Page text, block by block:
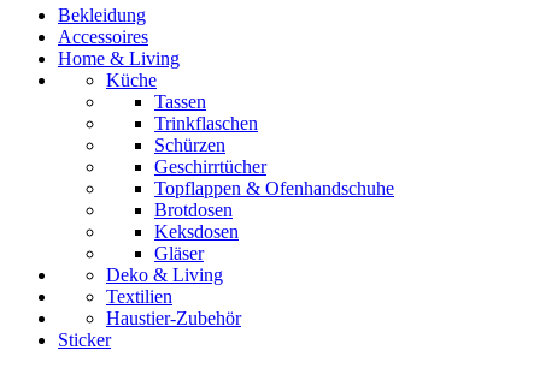
Bekleidung
Accessoires
Home & Living
Küche
Tassen
Trinkflaschen
Schürzen
Geschirrtücher
Topflappen & Ofenhandschuhe
Brotdosen
Keksdosen
Gläser
Deko & Living
Textilien
Haustier-Zubehör
Sticker